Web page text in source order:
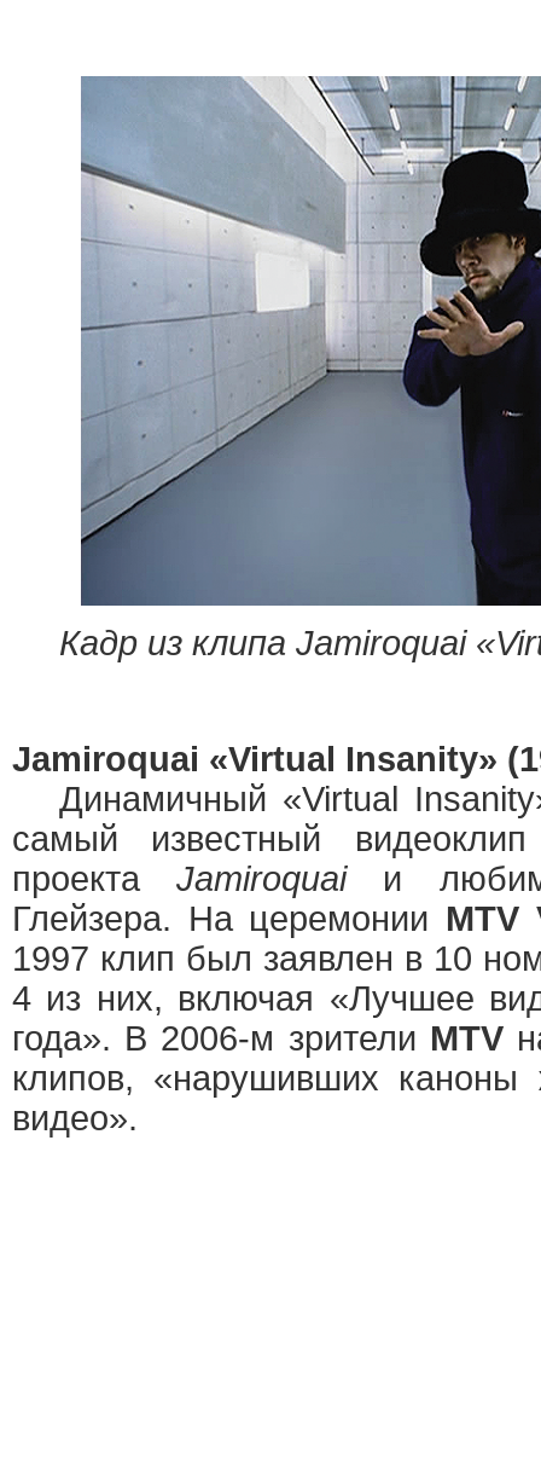
Кадр из клипа Jamiroquai
Jamiroquai «Virtual Insanity»
Динамичный «Virtual
самый известный
проектаJamiroquaiи
Глейзера. На церемонии MTV
1997 клип был заявлен в 10
4 из них, включая «Лучшее
года». В 2006-м зрители MTV
клипов, «нарушивших каноны
видео».